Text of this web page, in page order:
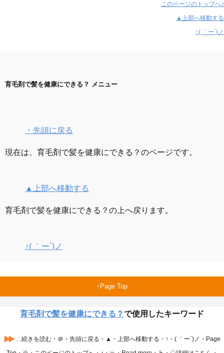
このページのトップへ♪
▲上部へ移動する
↑( ｀ー´)ノ
育毛剤で髪を健康にできる？ メニュー
・先頭に戻る
現在は、育毛剤で髪を健康にできる？のページです。
▲上部へ移動する
育毛剤で髪を健康にできる？の上へ戻ります。
↑( ｀ー´)ノ
Page Top
育毛剤で髪を健康にできる？で使用したキーワード
∴続きを読む・＠・先頭に戻る・▲・上部へ移動する・↑・( ｀ー´)ノ・Page